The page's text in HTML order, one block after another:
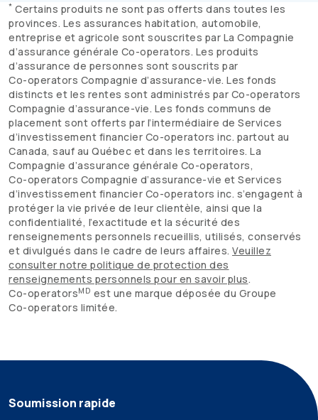
* Certains produits ne sont pas offerts dans toutes les
provinces. Les assurances habitation, automobile,
entreprise et agricole sont souscrites par La Compagnie
d’assurance générale Co-operators. Les produits
d’assurance de personnes sont souscrits par
Co-operators Compagnie d’assurance-vie. Les fonds
distincts et les rentes sont administrés par Co-operators
Compagnie d’assurance-vie. Les fonds communs de
placement sont offerts par l’intermédiaire de Services
d’investissement financier Co-operators inc. partout au
Canada, sauf au Québec et dans les territoires. La
Compagnie d’assurance générale Co-operators,
Co-operators Compagnie d’assurance-vie et Services
d’investissement financier Co-operators inc. s’engagent à
protéger la vie privée de leur clientèle, ainsi que la
confidentialité, l’exactitude et la sécurité des
renseignements personnels recueillis, utilisés, conservés
et divulgués dans le cadre de leurs affaires. Veuillez
consulter notre politique de protection des
renseignements personnels pour en savoir plus.
Co-operatorsMD est une marque déposée du Groupe
Co-operators limitée.
Soumission rapide